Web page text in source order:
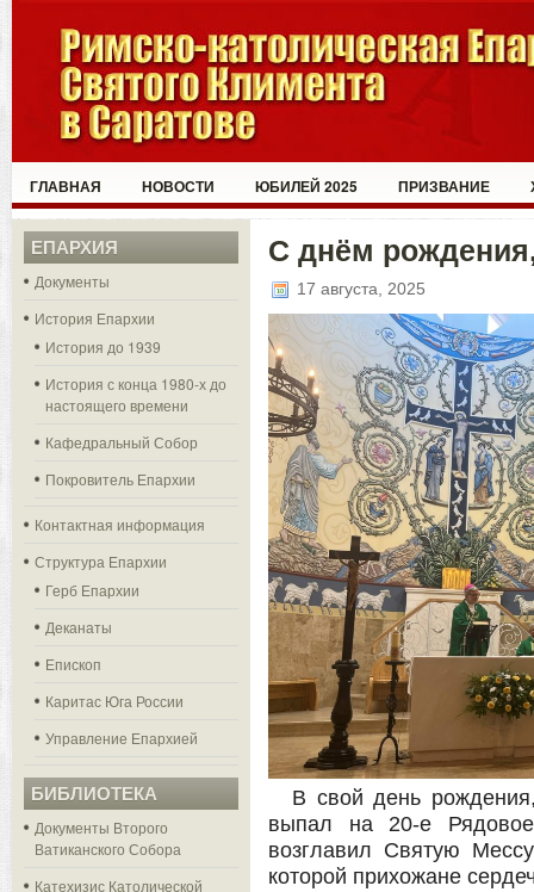
ГЛАВНАЯ НОВОСТИ ЮБИЛЕЙ 2025 ПРИЗВАНИЕ
ЕПАРХИЯ
Документы
История Епархии
История до 1939
История с конца 1980-х до
настоящего времени
Кафедральный Собор
Покровитель Епархии
Контактная информация
Структура Епархии
Герб Епархии
Деканаты
Епископ
Каритас Юга России
Управление Епархией
БИБЛИОТЕКА
Документы Второго
Ватиканского Собора
Катехизис Католической
С днём
17 августа, 2025
В свой день
выпал на 20-е
возглавил Святую
которой прихожане